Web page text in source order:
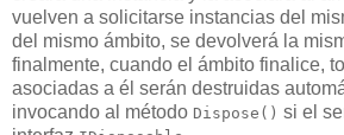
vuelven a solicitarse instancias del
del mismo ámbito, se devolverá la
finalmente, cuando el ámbito finalice,
asociadas a él serán destruidas
invocando al método Dispose() si el